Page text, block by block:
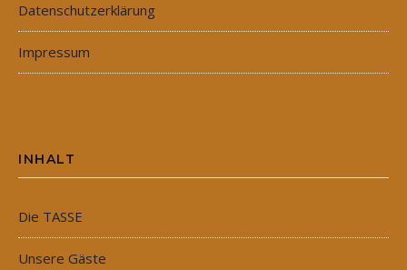
Datenschutzerklärung
Impressum
INHALT
Die TASSE
Unsere Gäste